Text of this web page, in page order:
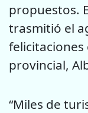
propuestos.
trasmitió el
provincial,
“Miles de